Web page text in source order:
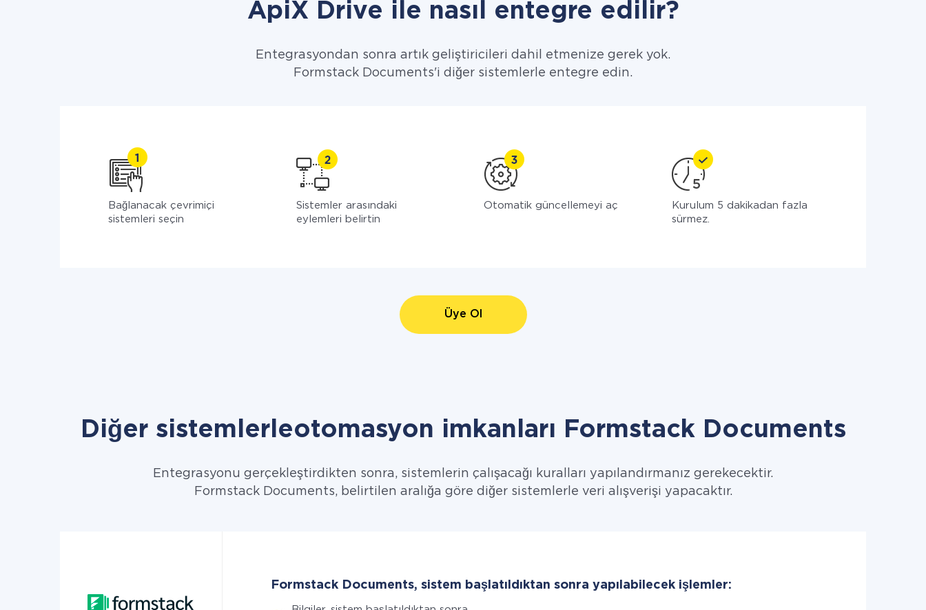
ApiX Drive ile nasıl entegre edilir?
Entegrasyondan sonra artık geliştiricileri dahil etmenize gerek yok.
Formstack Documents'i diğer sistemlerle entegre edin.
Bağlanacak çevrimiçi
sistemleri seçin
Sistemler arasındaki
eylemleri belirtin
Otomatik güncellemeyi aç
Kurulum 5 dakikadan fazla
sürmez.
Üye Ol
Diğer sistemlerleotomasyon imkanları Formstack Documents
Entegrasyonu gerçekleştirdikten sonra, sistemlerin çalışacağı kuralları yapılandırmanız gerekecektir.
Formstack Documents, belirtilen aralığa göre diğer sistemlerle veri alışverişi yapacaktır.
Formstack Documents, sistem başlatıldıktan sonra yapılabilecek işlemler: